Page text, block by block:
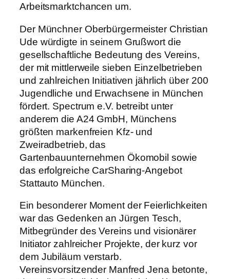
Arbeitsmarktchancen um.
Der Münchner Oberbürgermeister Christian
Ude würdigte in seinem Grußwort die
gesellschaftliche Bedeutung des Vereins,
der mit mittlerweile sieben Einzelbetrieben
und zahlreichen Initiativen jährlich über 200
Jugendliche und Erwachsene in München
fördert. Spectrum e.V. betreibt unter
anderem die A24 GmbH, Münchens
größten markenfreien Kfz- und
Zweiradbetrieb, das
Gartenbauunternehmen Ökomobil sowie
das erfolgreiche CarSharing-Angebot
Stattauto München.
Ein besonderer Moment der Feierlichkeiten
war das Gedenken an Jürgen Tesch,
Mitbegründer des Vereins und visionärer
Initiator zahlreicher Projekte, der kurz vor
dem Jubiläum verstarb.
Vereinsvorsitzender Manfred Jena betonte,